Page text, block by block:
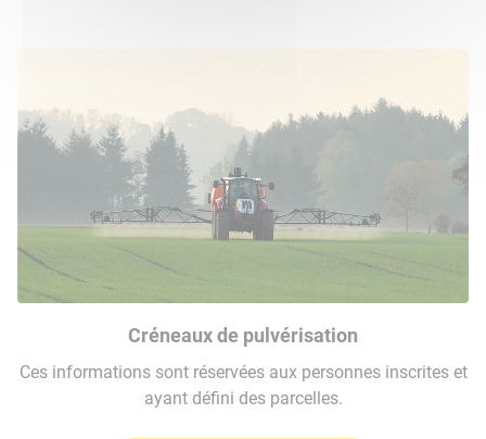
Créneaux de pulvérisation
Ces informations sont réservées aux personnes inscrites et
ayant défini des parcelles.